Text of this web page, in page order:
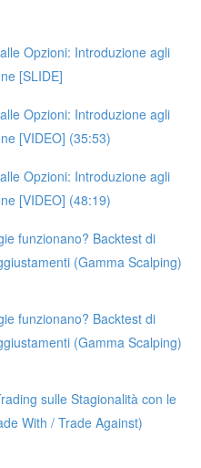
Opzioni: Introduzione agli
[SLIDE]
Opzioni: Introduzione agli
[VIDEO] (35:53)
Opzioni: Introduzione agli
[VIDEO] (48:19)
funzionano? Backtest di
(Gamma Scalping)
funzionano? Backtest di
(Gamma Scalping)
sulle Stagionalità con le
With / Trade Against)